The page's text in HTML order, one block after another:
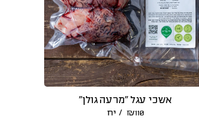
אשכי עגל “מרעה גולן”
₪110 / יח